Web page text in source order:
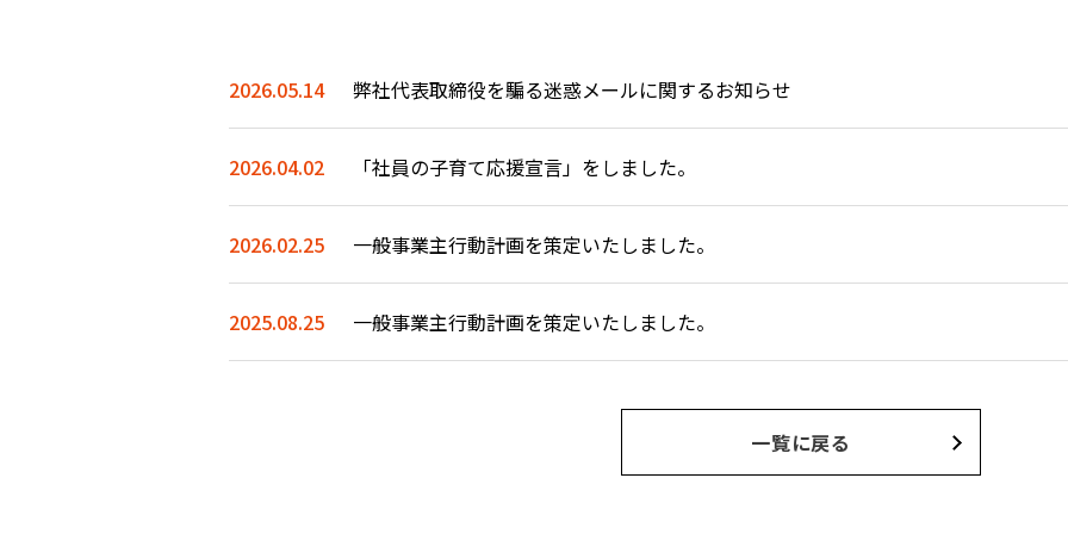
2026.05.14 弊社代表取締役を騙る迷惑メールに関するお知らせ
2026.04.02 「社員の子育て応援宣言」をしました。
2026.02.25 一般事業主行動計画を策定いたしました。
2025.08.25 一般事業主行動計画を策定いたしました。
一覧に戻る